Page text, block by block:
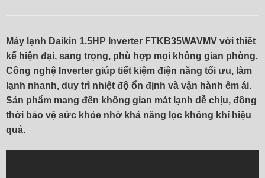
Máy lạnh Daikin 1.5HP Inverter FTKB35WAVMV với thiết
kế hiện đại, sang trọng, phù hợp mọi không gian phòng.
Công nghệ Inverter giúp tiết kiệm điện năng tối ưu, làm
lạnh nhanh, duy trì nhiệt độ ổn định và vận hành êm ái.
Sản phẩm mang đến không gian mát lạnh dễ chịu, đồng
thời bảo vệ sức khỏe nhờ khả năng lọc không khí hiệu
quả.